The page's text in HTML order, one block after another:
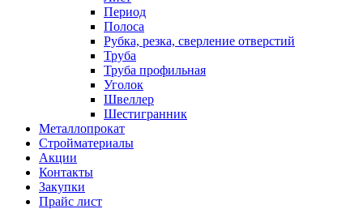
Период
Полоса
Рубка, резка, сверление отверстий
Труба
Труба профильная
Уголок
Швеллер
Шестигранник
Металлопрокат
Стройматериалы
Акции
Контакты
Закупки
Прайс лист